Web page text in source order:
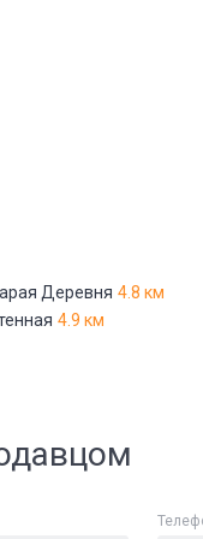
Деревня 4.8 км
4.9 км